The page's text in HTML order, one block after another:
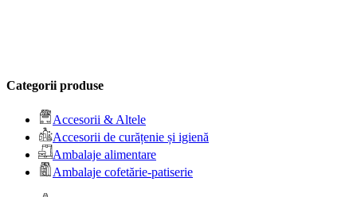
Categorii produse
Accesorii & Altele
Accesorii de curățenie și igienă
Ambalaje alimentare
Ambalaje cofetărie-patiserie